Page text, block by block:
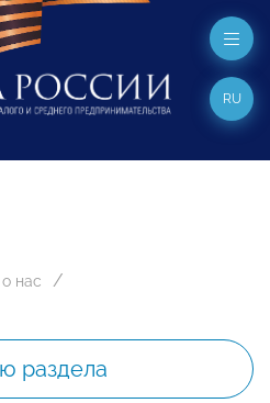
RU
нас
раздела